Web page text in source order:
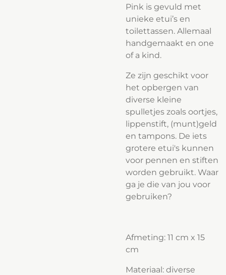
Pink is gevuld met
unieke etui’s en
toilettassen. Allemaal
handgemaakt en one
of a kind.
Ze zijn geschikt voor
het opbergen van
diverse kleine
spulletjes zoals oortjes,
lippenstift, (munt)geld
en tampons. De iets
grotere etui's kunnen
voor pennen en stiften
worden gebruikt. Waar
ga je die van jou voor
gebruiken?
Afmeting: 11 cm x 15
cm
Materiaal: diverse